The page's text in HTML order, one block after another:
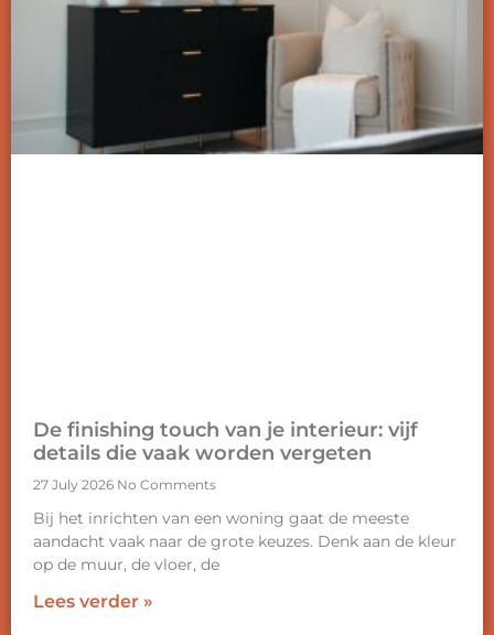
De finishing touch van je interieur: vijf
details die vaak worden vergeten
27 July 2026 No Comments
Bij het inrichten van een woning gaat de meeste
aandacht vaak naar de grote keuzes. Denk aan de kleur
op de muur, de vloer, de
Lees verder »